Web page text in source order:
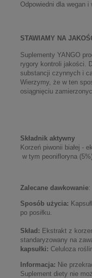
Odpowiedni dla wegan i
STAWIAMY NA
Suplementy YANGO
rygory kontroli jakości.
substancji czynnych i
Wierzymy, że w ten
osiągnięciu
Składnik aktywny
Korzeń piwonii białej -
w tym peonifloryna
Zalecane dawkowanie:
Sposób użycia:
po posiłku.
Skład: Ekstrakt z
standaryzowany na
kapsułki: Celuloza
Informacja: Nie
Suplement diety nie